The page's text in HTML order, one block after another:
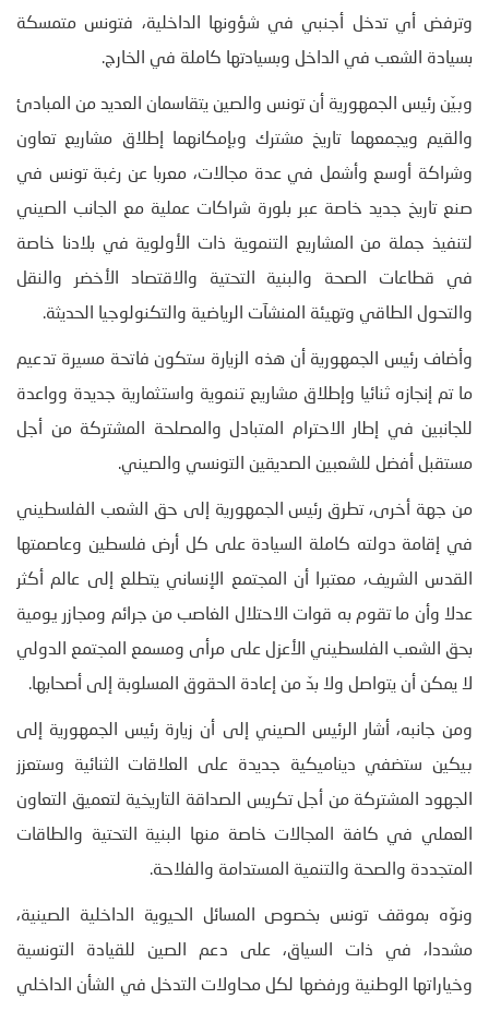
وترفض أي تدخل أجنبي في شؤونها الداخلية، فتونس متمسكة
بسيادة الشعب في الداخل وبسيادتها كاملة في الخارج.
وبيّن رئيس الجمهورية أن تونس والصين يتقاسمان العديد من المبادئ
والقيم ويجمعهما تاريخ مشترك وبإمكانهما إطلاق مشاريع تعاون
وشراكة أوسع وأشمل في عدة مجالات، معربا عن رغبة تونس في
صنع تاريخ جديد خاصة عبر بلورة شراكات عملية مع الجانب الصيني
لتنفيذ جملة من المشاريع التنموية ذات الأولوية في بلادنا خاصة
في قطاعات الصحة والبنية التحتية والاقتصاد الأخضر والنقل
والتحول الطاقي وتهيئة المنشآت الرياضية والتكنولوجيا الحديثة.
وأضاف رئيس الجمهورية أن هذه الزيارة ستكون فاتحة مسيرة تدعيم
ما تم إنجازه ثنائيا وإطلاق مشاريع تنموية واستثمارية جديدة وواعدة
للجانبين في إطار الاحترام المتبادل والمصلحة المشتركة من أجل
مستقبل أفضل للشعبين الصديقين التونسي والصيني.
من جهة أخرى، تطرق رئيس الجمهورية إلى حق الشعب الفلسطيني
في إقامة دولته كاملة السيادة على كل أرض فلسطين وعاصمتها
القدس الشريف، معتبرا أن المجتمع الإنساني يتطلع إلى عالم أكثر
عدلا وأن ما تقوم به قوات الاحتلال الغاصب من جرائم ومجازر يومية
بحق الشعب الفلسطيني الأعزل على مرأى ومسمع المجتمع الدولي
لا يمكن أن يتواصل ولا بدّ من إعادة الحقوق المسلوبة إلى أصحابها.
ومن جانبه، أشار الرئيس الصيني إلى أن زيارة رئيس الجمهورية إلى
بيكين ستضفي ديناميكية جديدة على العلاقات الثنائية وستعزز
الجهود المشتركة من أجل تكريس الصداقة التاريخية لتعميق التعاون
العملي في كافة المجالات خاصة منها البنية التحتية والطاقات
المتجددة والصحة والتنمية المستدامة والفلاحة.
ونوّه بموقف تونس بخصوص المسائل الحيوية الداخلية الصينية،
مشددا، في ذات السياق، على دعم الصين للقيادة التونسية
وخياراتها الوطنية ورفضها لكل محاولات التدخل في الشأن الداخلي